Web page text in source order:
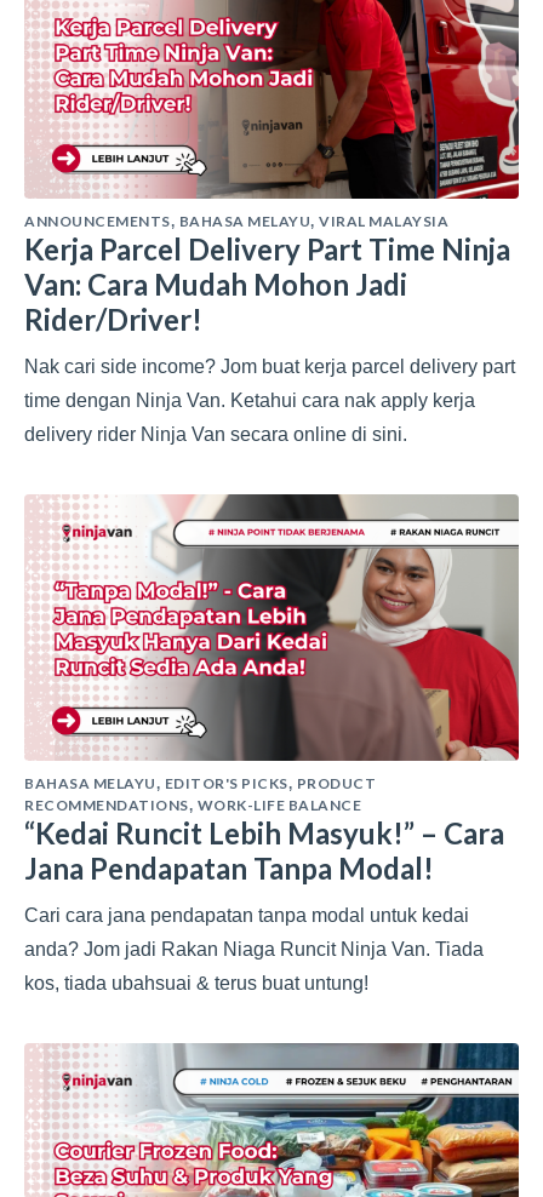
ANNOUNCEMENTS, BAHASA MELAYU, VIRAL MALAYSIA
Kerja Parcel Delivery Part Time Ninja
Van: Cara Mudah Mohon Jadi
Rider/Driver!
Nak cari side income? Jom buat kerja parcel delivery part
time dengan Ninja Van. Ketahui cara nak apply kerja
delivery rider Ninja Van secara online di sini.
BAHASA MELAYU, EDITOR'S PICKS, PRODUCT
RECOMMENDATIONS, WORK-LIFE BALANCE
“Kedai Runcit Lebih Masyuk!” – Cara
Jana Pendapatan Tanpa Modal!
Cari cara jana pendapatan tanpa modal untuk kedai
anda? Jom jadi Rakan Niaga Runcit Ninja Van. Tiada
kos, tiada ubahsuai & terus buat untung!